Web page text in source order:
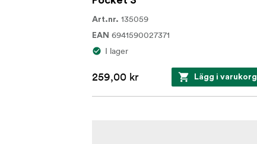
Art.nr. 135059
EAN 6941590027371
I lager
259,00 kr Lägg i varukorg